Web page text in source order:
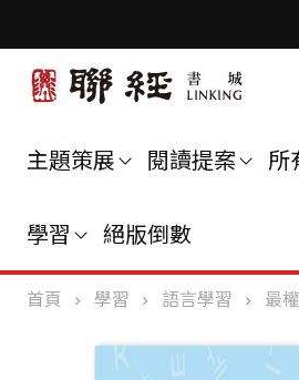
主題策展 閱讀提案 所
學習 絕版倒數
首頁 學習 語言學習 最